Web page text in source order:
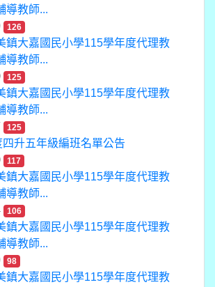
導教師...
126
鎮大嘉國民小學115學年度代理教
導教師...
125
鎮大嘉國民小學115學年度代理教
導教師...
125
升五年級編班名單公告
117
鎮大嘉國民小學115學年度代理教
導教師...
106
鎮大嘉國民小學115學年度代理教
導教師...
98
鎮大嘉國民小學115學年度代理教